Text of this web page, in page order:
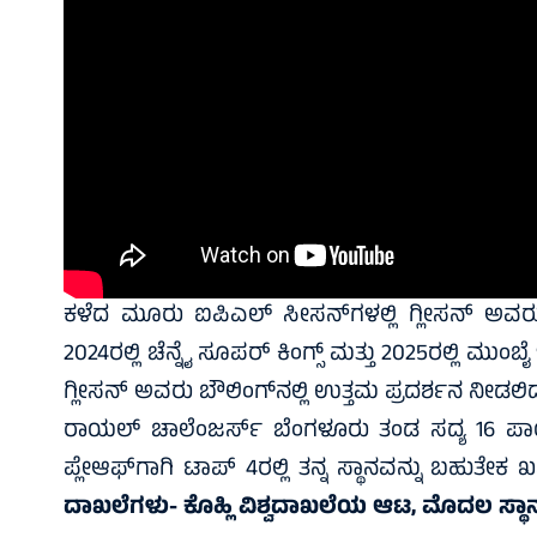
ಕಳೆದ ಮೂರು ಐಪಿಎಲ್ ಸೀಸನ್‌ಗಳಲ್ಲಿ ಗ್ಲೀಸನ್
2024ರಲ್ಲಿ ಚೆನ್ನೈ ಸೂಪರ್ ಕಿಂಗ್ಸ್ ಮತ್ತು 2025ರಲ್ಲಿ
ಗ್ಲೀಸನ್ ಅವರು ಬೌಲಿಂಗ್‌ನಲ್ಲಿ ಉತ್ತಮ ಪ್ರದರ್ಶನ
ರಾಯಲ್ ಚಾಲೆಂಜರ್ಸ್ ಬೆಂಗಳೂರು ತಂಡ ಸದ್ಯ 16
ಪ್ಲೇಆಫ್‌ಗಾಗಿ ಟಾಪ್ 4ರಲ್ಲಿ ತನ್ನ ಸ್ಥಾನವನ್ನು
ದಾಖಲೆಗಳು- ಕೊಹ್ಲಿ ವಿಶ್ವದಾಖಲೆಯ ಆಟ, ಮೊದಲ